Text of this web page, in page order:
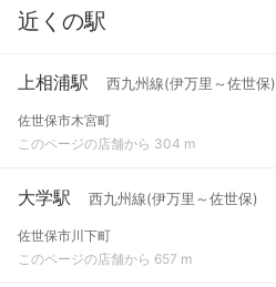
近くの駅
上相浦駅 西九州線(伊万里～佐世保)
佐世保市木宮町
このページの店舗から 304 m
大学駅 西九州線(伊万里～佐世保)
佐世保市川下町
このページの店舗から 657 m